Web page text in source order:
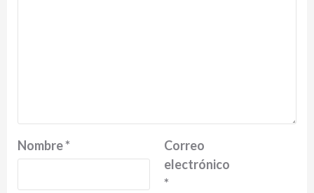
Nombre*
Correo
electrónico
*